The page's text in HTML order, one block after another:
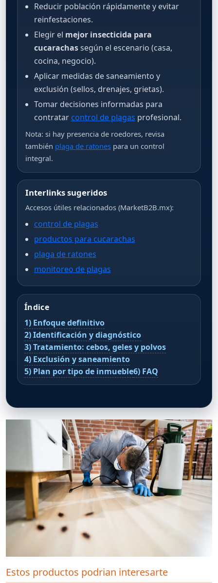
Reducir población rápidamente y evitar
reinfestaciones.
Elegir el mejor insecticida para
cucarachassegún el escenario (casa,
cocina, negocio).
Aplicar medidas de saneamiento y
exclusión (sellos, drenajes, grietas).
Tomar decisiones informadas para
contratar control de plagas profesional.
Nota: si hay presencia de roedores, revisa
también plaga de ratones para un control
integral.
Interlinks sugeridos
Accesos útiles relacionados (MarketB2B.mx):
control de plagas
productos para cucarachas
plaga de ratones
monitoreo de plagas
Índice
1) Enfoque definitivo
2) Identificación y diagnóstico
3) Tratamiento: cebos, geles y polvos
4) Exclusión y saneamiento
5) Plan por tipo de inmueble6) FAQ
Estos productos podrian interesarte